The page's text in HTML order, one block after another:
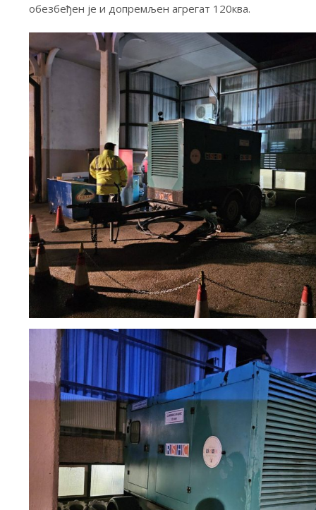
обезбеђен је и допремљен агрегат 120ква.